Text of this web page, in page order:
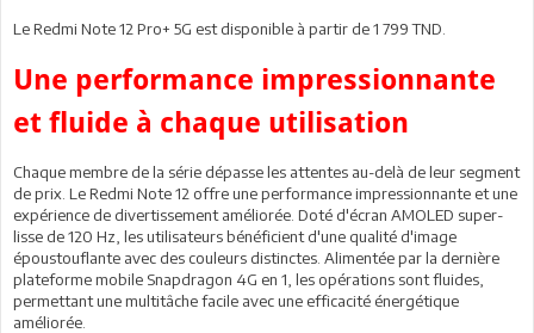
Le Redmi Note 12 Pro+ 5G est disponible à partir de 1 799 TND.
Une performance impressionnante
et fluide à chaque utilisation
Chaque membre de la série dépasse les attentes au-delà de leur segment
de prix. Le Redmi Note 12 offre une performance impressionnante et une
expérience de divertissement améliorée. Doté d'écran AMOLED super-
lisse de 120 Hz, les utilisateurs bénéficient d'une qualité d'image
époustouflante avec des couleurs distinctes. Alimentée par la dernière
plateforme mobile Snapdragon 4G en 1, les opérations sont fluides,
permettant une multitâche facile avec une efficacité énergétique
améliorée.